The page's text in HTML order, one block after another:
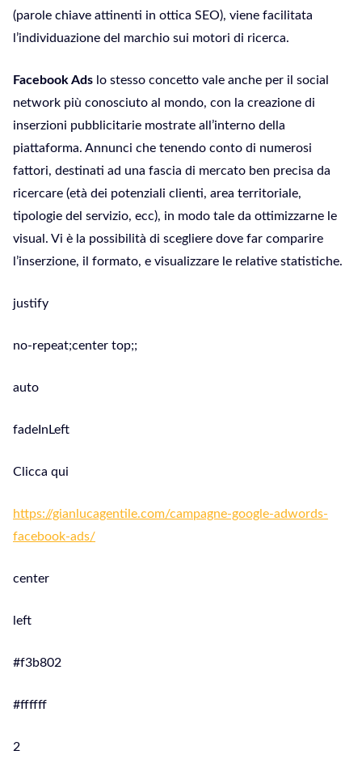
(parole chiave attinenti in ottica SEO), viene facilitata
l’individuazione del marchio sui motori di ricerca.
Facebook Ads lo stesso concetto vale anche per il social
network più conosciuto al mondo, con la creazione di
inserzioni pubblicitarie mostrate all’interno della
piattaforma. Annunci che tenendo conto di numerosi
fattori, destinati ad una fascia di mercato ben precisa da
ricercare (età dei potenziali clienti, area territoriale,
tipologie del servizio, ecc), in modo tale da ottimizzarne le
visual. Vi è la possibilità di scegliere dove far comparire
l’inserzione, il formato, e visualizzare le relative statistiche.
justify
no-repeat;center top;;
auto
fadeInLeft
Clicca qui
https://gianlucagentile.com/campagne-google-adwords-
facebook-ads/
center
left
#f3b802
#ffffff
2